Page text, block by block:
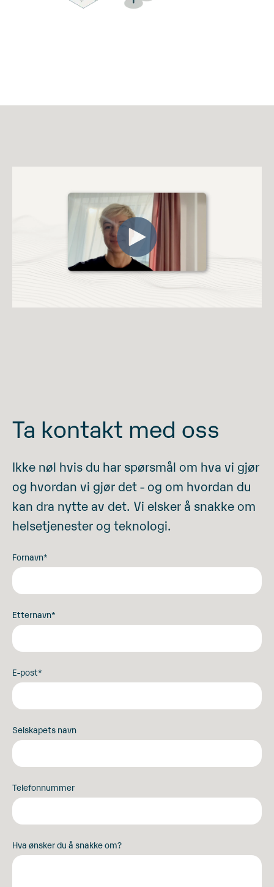
Ta kontakt med oss
Ikke nøl hvis du har spørsmål om hva vi gjør
og hvordan vi gjør det - og om hvordan du
kan dra nytte av det. Vi elsker å snakke om
helsetjenester og teknologi.
Fornavn*
Etternavn*
E-post*
Selskapets navn
Telefonnummer
Hva ønsker du å snakke om?